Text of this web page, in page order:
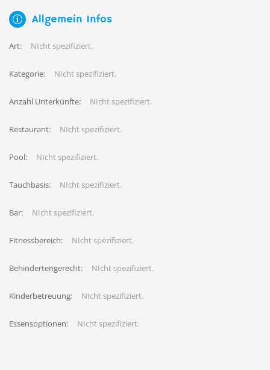
Allgemein Infos
Art: NIcht spezifiziert.
Kategorie: NIcht spezifiziert.
Anzahl Unterkünfte: NIcht spezifiziert.
Restaurant: NIcht spezifiziert.
Pool: NIcht spezifiziert.
Tauchbasis: NIcht spezifiziert.
Bar: NIcht spezifiziert.
Fitnessbereich: NIcht spezifiziert.
Behindertengerecht: NIcht spezifiziert.
Kinderbetreuung: NIcht spezifiziert.
Essensoptionen: NIcht spezifiziert.